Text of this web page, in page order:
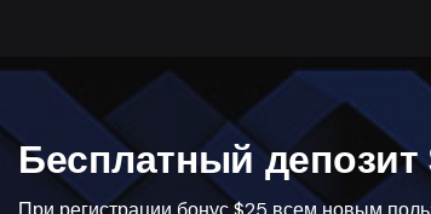
Бесплатный депозит